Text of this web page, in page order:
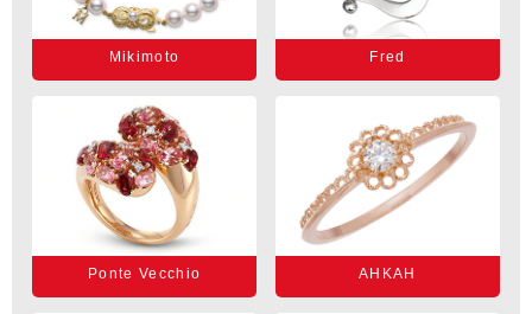
Mikimoto Fred
Ponte Vecchio AHKAH